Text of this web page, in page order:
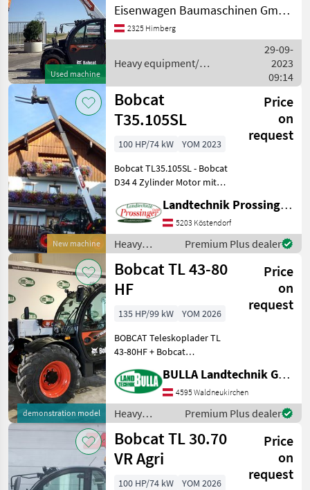
Used machine
Telehandlers/ telescopic
loaders
Eisenwagen Baumaschinen GmbH
2325 Himberg
Heavy equipment/
Bobcat
29-09-
2023
09:14
New machine
Bobcat
T35.105SL
Price
on
request
100 HP/74 kW
YOM 2023
Bobcat TL35.105SL - Bobcat
D34 4 Zylinder Motor mit
Hubkrakt 3500kg -
hydrostatischer
Fahrantrieb mit 2Stufen -
Hydraulikölleistung 100l
Landtechnik Prossinger GmbH
5203 Köstendorf
Heavy
equipment/
construction
machines /
Bobcat
Premium Plus dealer
demonstration model
Bobcat TL 43-80
HF
Price
on
request
135 HP/99 kW
YOM 2026
BOBCAT Teleskoplader TL
43-80HF + Bobcat
Hubhöhe 7, 5m + 4, 3 To
Hubkraft + 135 PS + Kabinen
Design mit freier Sicht nach
hinten rechts + a
BULLA Landtechnik GmbH
4595 Waldneukirchen
Heavy
equipment/
construction
machines /
Bobcat
Premium Plus dealer
Bobcat TL 30.70
VR Agri
Price
on
request
100 HP/74 kW
YOM 2026